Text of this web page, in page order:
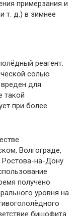
примерзания и
т. д.) в зимнее
реагент.
солью
для
такой
при более
Волгограде,
на-Дону
получено
уровня на
бишофита